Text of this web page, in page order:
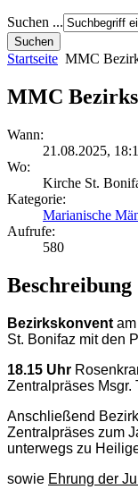
Suchen ...
Startseite MMC
MMC
Wann:
21.08.2025,
Wo:
Kirche St.
Kategorie:
Marianische
Aufrufe:
580
Beschreibung
Bezirkskonvent
St. Bonifaz mit den
18.15 Uhr
Zentralpräses Msgr.
Anschließend
Zentralpräses zum
unterwegs zu
sowie Ehrung der